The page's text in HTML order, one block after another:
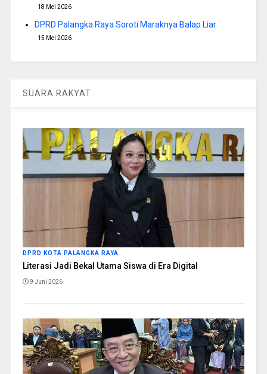
18 Mei 2026
DPRD Palangka Raya Soroti Maraknya Balap Liar
15 Mei 2026
SUARA RAKYAT
DPRD KOTA PALANGKA RAYA
Literasi Jadi Bekal Utama Siswa di Era Digital
9 Juni 2026